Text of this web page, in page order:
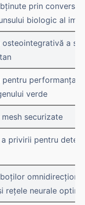
prin conversie
biologic al
a
pentru performanța
verde
securizate
privirii pentru
rețele neurale